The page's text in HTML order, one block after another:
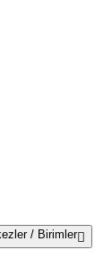
/ Birimler